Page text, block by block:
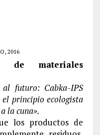
2016
de materiales
al futuro: Cabka-IPS
el principio ecologista
la cuna».
los productos de